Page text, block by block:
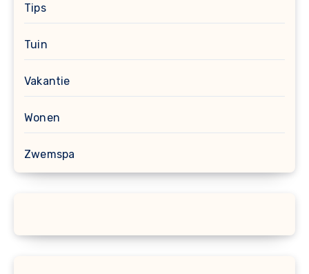
Tips
Tuin
Vakantie
Wonen
Zwemspa